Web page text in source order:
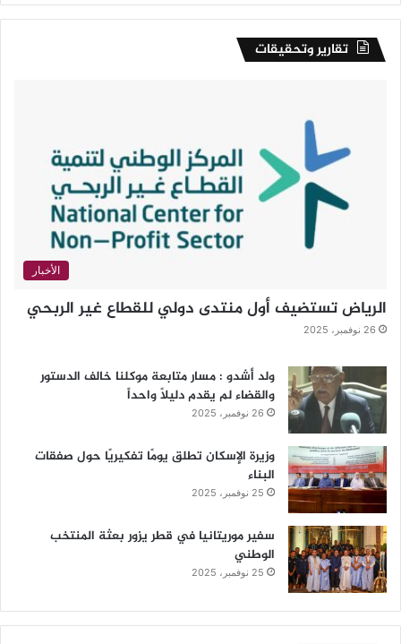
تقارير وتحقيقات
الأخبار
الرياض تستضيف أول منتدى دولي للقطاع غير الربحي
26 نوفمبر، 2025
ولد أشدو : مسار متابعة موكلنا خالف الدستور
والقضاء لم يقدم دليلاً واحداً
26 نوفمبر، 2025
وزيرة الإسكان تطلق يومًا تفكيريًا حول صفقات
البناء
25 نوفمبر، 2025
سفير موريتانيا في قطر يزور بعثة المنتخب
الوطني
25 نوفمبر، 2025